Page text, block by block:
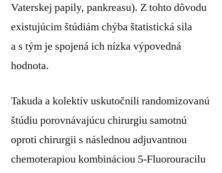
Vaterskej papily, pankreasu). Z tohto dôvodu
existujúcim štúdiám chýba štatistická sila
a s tým je spojená ich nízka výpovedná
hodnota.
Takuda a kolektív uskutočnili randomizovanú
štúdiu porovnávajúcu chirurgiu samotnú
oproti chirurgii s následnou adjuvantnou
chemoterapiou kombináciou 5-Fluorouracilu